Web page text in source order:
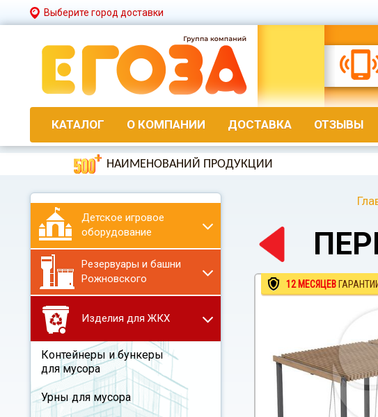
Выберите город доставки
КАТАЛОГ О КОМПАНИИ ДОСТАВКА ОТЗЫВЫ
НАИМЕНОВАНИЙ ПРОДУКЦИИ
Детское игровое
оборудование
Резервуары и башни
Рожновского
Изделия для ЖКХ
Контейнеры и бункеры
для мусора
Урны для мусора
12 МЕСЯЦЕВ